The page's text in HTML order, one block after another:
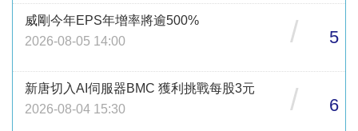
威剛今年EPS年增率將逾500%
2026-08-05 14:00
/ 5
新唐切入AI伺服器BMC 獲利挑戰每股3元
2026-08-04 15:30
/ 6